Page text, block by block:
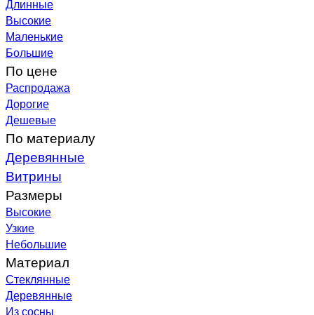
Длинные
Высокие
Маленькие
Большие
По цене
Распродажа
Дорогие
Дешевые
По материалу
Деревянные
Витрины
Размеры
Высокие
Узкие
Небольшие
Материал
Стеклянные
Деревянные
Из сосны